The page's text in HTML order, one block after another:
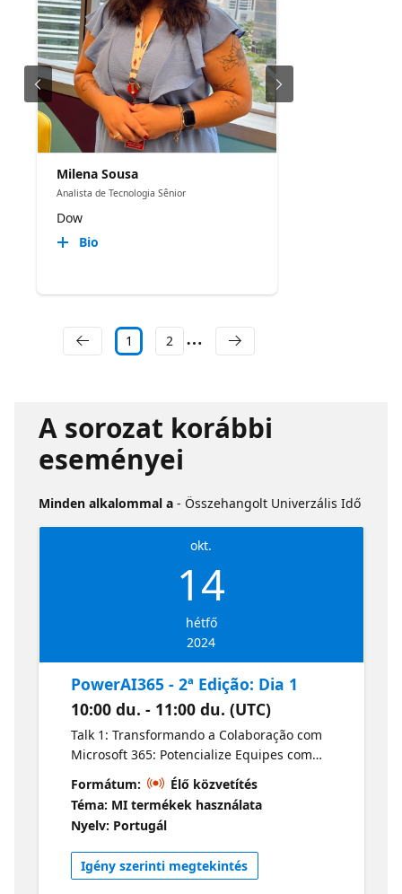
Milena Sousa
Analista de Tecnologia Sênior
Dow
Bio
1 2
A sorozat korábbi
eseményei
Minden alkalommal a - Összehangolt Univerzális Idő
okt.
14
hétfő
2024
PowerAI365 - 2ª Edição: Dia 1
10:00 du. - 11:00 du. (UTC)
Talk 1: Transformando a Colaboração com
Microsoft 365: Potencialize Equipes com
Copilot, Teams e Planner Premium Explore
como o Microsoft Copilot pode revolucionar a
colaboração em equipe dentro do Microsoft
365 e do Microsoft Teams. Aprenda a
integrar assistentes de IA para melhorar a
comunicação, organizar tarefas e otimizar o
Formátum:
Élő közvetítés
Téma: MI termékek használata
Nyelv: Portugál
Igény szerinti megtekintés